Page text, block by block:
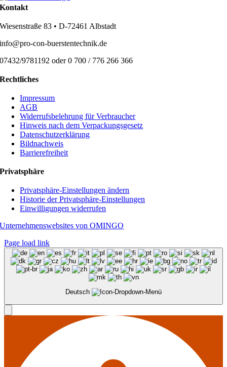
Kontakt
Wiesenstraße 83 • D-72461 Albstadt
info@pro-con-buerstentechnik.de
07432/9781192 oder 0 700 / 776 266 366
Rechtliches
Impressum
AGB
Widerrufsbelehrung für Verbraucher
Hinweis nach dem Verpackungsgesetz
Datenschutzerklärung
Bildnachweis
Barrierefreiheit
Privatsphäre
Privatsphäre-Einstellungen ändern
Historie der Privatsphäre-Einstellungen
Einwilligungen widerrufen
Unternehmenswebsites von OMINGO
Page load link
Deutsch